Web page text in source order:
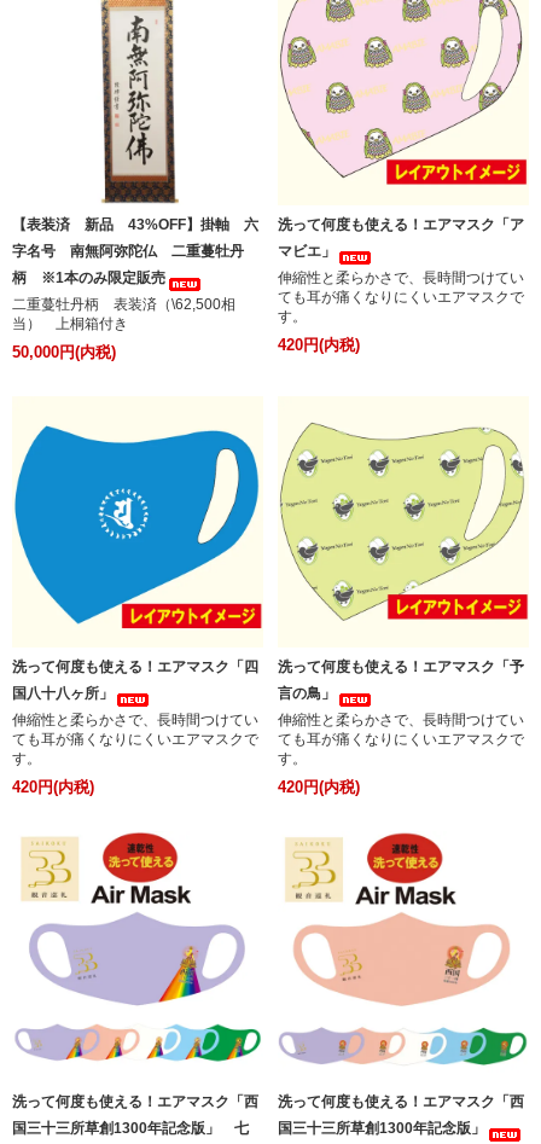
【表装済 新品 43%OFF】掛軸 六
字名号 南無阿弥陀仏 二重蔓牡丹
柄 ※1本のみ限定販売
二重蔓牡丹柄 表装済（\62,500相
当） 上桐箱付き
50,000円(内税)
洗って何度も使える！エアマスク「ア
マビエ」
伸縮性と柔らかさで、長時間つけてい
ても耳が痛くなりにくいエアマスクで
す。
420円(内税)
洗って何度も使える！エアマスク「四
国八十八ヶ所」
伸縮性と柔らかさで、長時間つけてい
ても耳が痛くなりにくいエアマスクで
す。
420円(内税)
洗って何度も使える！エアマスク「予
言の鳥」
伸縮性と柔らかさで、長時間つけてい
ても耳が痛くなりにくいエアマスクで
す。
420円(内税)
洗って何度も使える！エアマスク「西
国三十三所草創1300年記念版」 七
洗って何度も使える！エアマスク「西
国三十三所草創1300年記念版」